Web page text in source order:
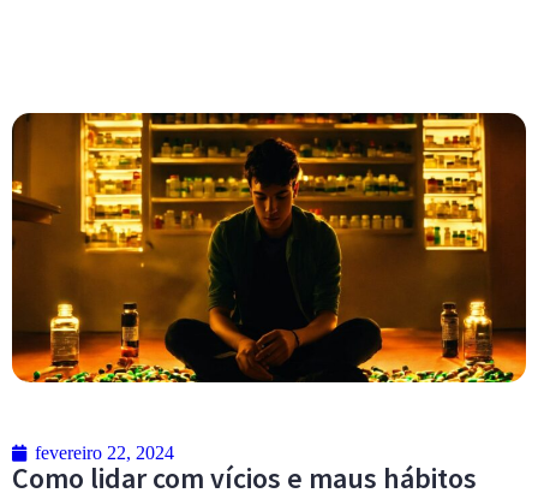
fevereiro 22, 2024
Como lidar com vícios e maus hábitos